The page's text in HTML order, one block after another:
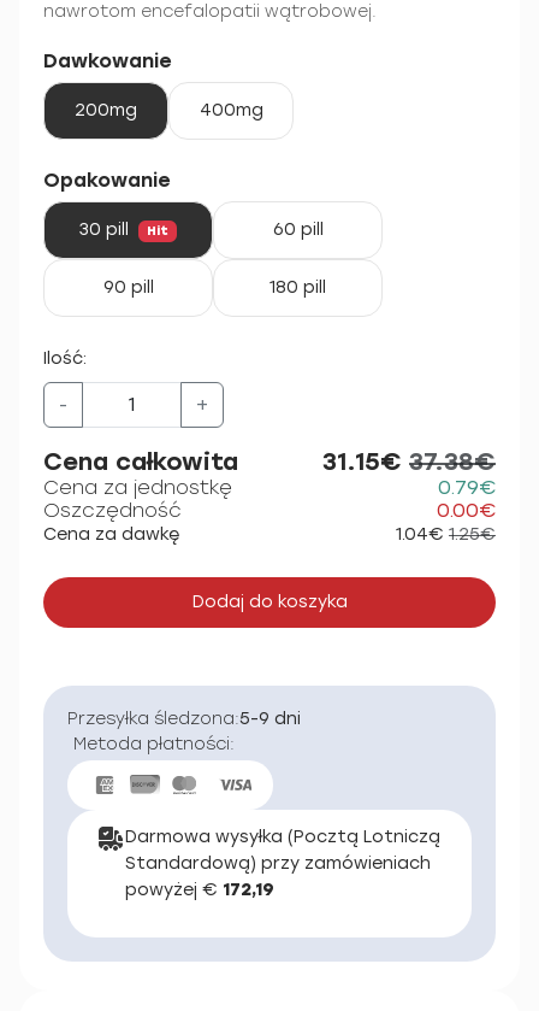
nawrotom encefalopatii wątrobowej.
Dawkowanie
200mg 400mg
Opakowanie
30 pill Hit 60 pill
90 pill 180 pill
Ilość:
- +
Cena całkowita 31.15€ 37.38€
Cena za jednostkę
0.79€
Oszczędność
0.00€
Cena za dawkę 1.04€ 1.25€
Dodaj do koszyka
Przesyłka śledzona:5-9 dni
Metoda płatności:
Darmowa wysyłka (Pocztą Lotniczą
Standardową) przy zamówieniach
powyżej € 172,19